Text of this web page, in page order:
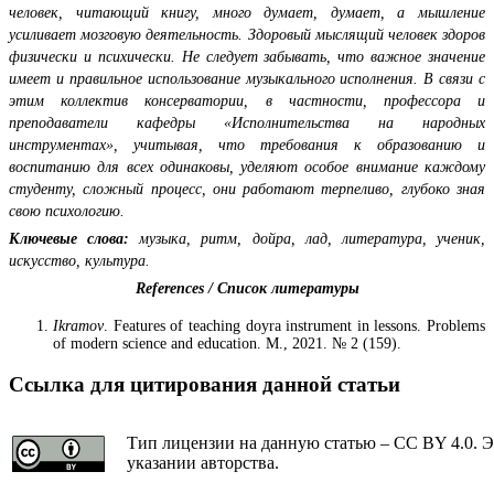
человек, читающий книгу, много думает, думает, а мышление
усиливает мозговую деятельность. Здоровый мыслящий человек здоров
физически и психически. Не следует забывать, что важное значение
имеет и правильное использование музыкального исполнения. В связи с
этим коллектив консерватории, в частности, профессора и
преподаватели кафедры «Исполнительства на народных
инструментах», учитывая, что требования к образованию и
воспитанию для всех одинаковы, уделяют особое внимание каждому
студенту, сложный процесс, они работают терпеливо, глубоко зная
свою психологию.
Ключевые слова: музыка,
ритм, дойра, лад, литература, ученик,
искусство, культура.
References / Список литературы
Ikramov. Features of teaching doyra instrument in lessons. Problems
of modern science and education. M., 2021. № 2 (159).
Ссылка для цитирования данной статьи
Тип лицензии на данную статью – CC BY 4.0.
указании авторства.